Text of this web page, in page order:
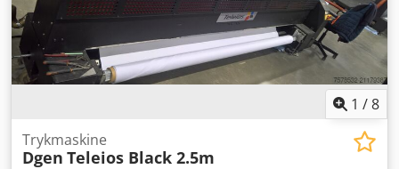
specialiserede tekstilprojekter. Dcodoyhna Hepfx Am Ajk
1 /8
Trykmaskine
Dgen Teleios Black 2.5m